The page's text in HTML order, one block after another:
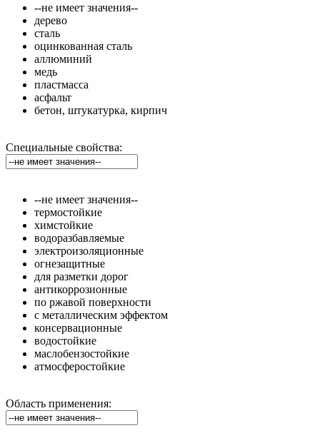
--не имеет значения--
дерево
сталь
оцинкованная сталь
аллюминий
медь
пластмасса
асфальт
бетон, штукатурка, кирпич
Специальные свойства:
--не имеет значения--
термостойкие
химстойкие
водоразбавляемые
электроизоляционные
огнезащитные
для разметки дорог
антикоррозионные
по ржавой поверхности
с металлическим эффектом
консервационные
водостойкие
маслобензостойкие
атмосферостойкие
Область применения: